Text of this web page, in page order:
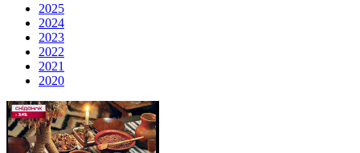
2025
2024
2023
2022
2021
2020